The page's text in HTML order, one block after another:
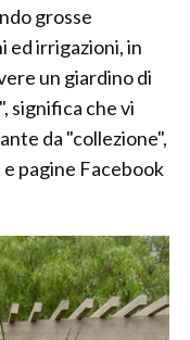
grosse
ed irrigazioni, in
un giardino di
significa che vi
da "collezione",
pagine Facebook